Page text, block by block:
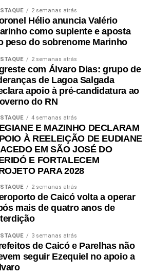
2026, o déficit entre a arrecadação
o pagamento de aposentadorias e
bilhão. Além disso, o Tribunal de
estrutural que o documento
meio de novos estudos, sem
medidas concretas para conter o
do candidato como gestor
é utilizada como um dos pilares de
o relatório de transição aponta
em indicadores fiscais e
ao final de 2024, também
R$ 862,9 milhões em restos a
ou inacabadas, muitas
de falta de pagamento.
apresente 22 metas para os
de gestão, o documento não oferece
de custos ou uma hierarquia
das propostas permanece
2 semanas atrás
Hélio anuncia Valério
como suplente e aposta
peso do sobrenome Marinho
2 semanas atrás
com Álvaro Dias: grupo de
de Lagoa Salgada
apoio à pré-candidatura ao
do RN
4 semanas atrás
E MAZINHO DECLARAM
À REELEIÇÃO DE EUDIANE
EM SÃO JOSÉ DO
E FORTALECEM
PARA 2028
2 semanas atrás
de Caicó volta a operar
mais de quatro anos de
3 semanas atrás
de Caicó e Parelhas não
seguir Ezequiel no apoio a